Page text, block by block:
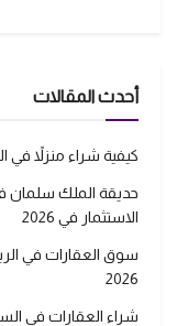
أحدث المقالات
كيفية شراء منزلاً في
حديقة الملك سلمان
الاستثمار في 2026
سوق العقارات في
2026
شراء العقارات في